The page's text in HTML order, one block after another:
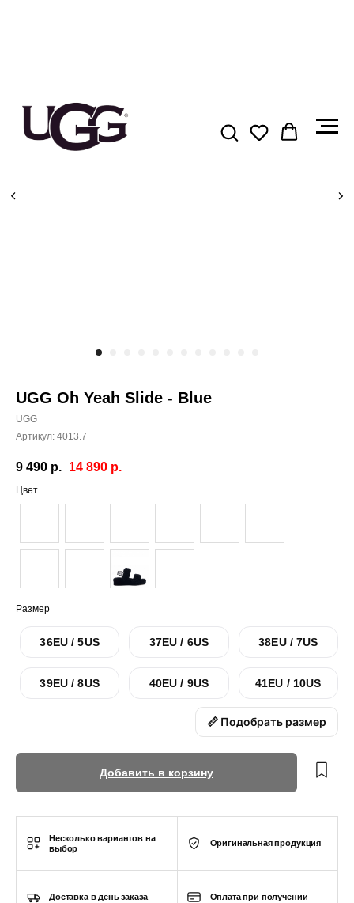
UGG Oh Yeah Slide - Blue
UGG
Артикул: 4013.7
9 490 р. 14 890 р.
Цвет
Размер
36EU / 5US 37EU / 6US 38EU / 7US
39EU / 8US 40EU / 9US 41EU / 10US
📏 Подобрать размер
Добавить в корзину
Несколько вариантов на
выбор
Оригинальная продукция
Доставка в день заказа Оплата при получении